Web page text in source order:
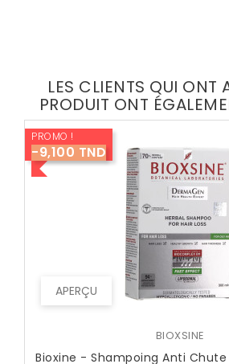
LES CLIENTS QUI ONT
PRODUIT ONT
APERÇU
PROMO !
-9,100 TND
BIOXSINE
Bioxine - Shampoing Anti